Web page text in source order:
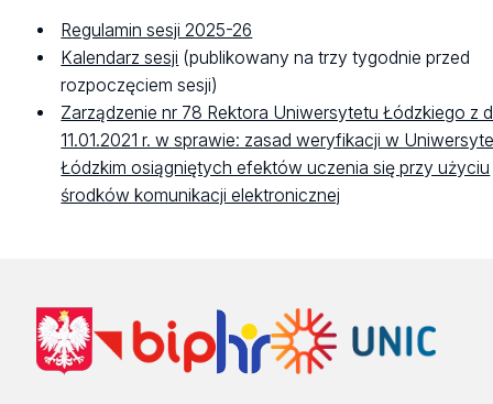
Regulamin sesji 2025-26
Kalendarz sesji (publikowany na trzy tygodnie przed
rozpoczęciem sesji)
Zarządzenie nr 78 Rektora Uniwersytetu Łódzkiego z
11.01.2021 r. w sprawie: zasad weryfikacji w
Łódzkim osiągniętych efektów uczenia się przy użyciu
środków komunikacji elektronicznej